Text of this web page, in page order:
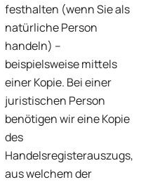
festhalten (wenn Sie als
natürliche Person
handeln) –
beispielsweise mittels
einer Kopie. Bei einer
juristischen Person
benötigen wir eine Kopie
des
Handelsregisterauszugs,
aus welchem der